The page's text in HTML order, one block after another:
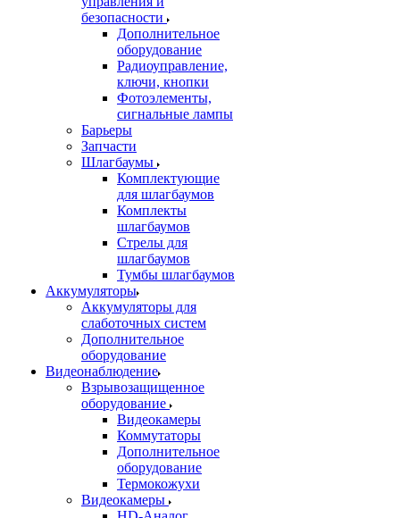
безопасности
Дополнительное
оборудование
Радиоуправление,
ключи, кнопки
Фотоэлементы,
сигнальные лампы
Барьеры
Запчасти
Шлагбаумы
Комплектующие
для шлагбаумов
Комплекты
шлагбаумов
Стрелы для
шлагбаумов
Тумбы шлагбаумов
Аккумуляторы
Аккумуляторы для
слаботочных систем
Дополнительное
оборудование
Видеонаблюдение
Взрывозащищенное
оборудование
Видеокамеры
Коммутаторы
Дополнительное
оборудование
Термокожухи
Видеокамеры